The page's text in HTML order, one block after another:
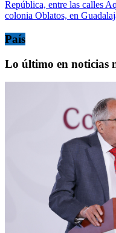
República, entre las calles
colonia Oblatos, en
País
Lo último en noticias